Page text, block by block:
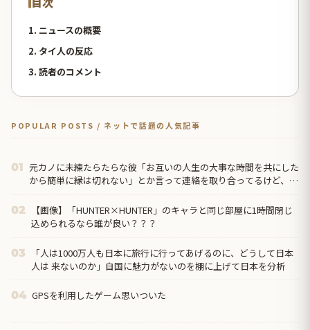
1. ニュースの概要
2. タイ人の反応
3. 読者のコメント
POPULAR POSTS / ネットで話題の人気記事
01 元カノに未練たらたらな彼「お互いの人生の大事な時間を共にした
から簡単に縁は切れない」とか言って連絡を取り合ってるけど、元
02
【画像】「HUNTER×HUNTER」のキャラと同じ部屋に1時間閉じ
込められるなら誰が良い？？？
03
「人は1000万人も日本に旅行に行ってあげるのに、どうして日本
人は 来ないのか」自国に魅力がないのを棚に上げて日本を分析
04 GPSを利用したゲーム思いついた